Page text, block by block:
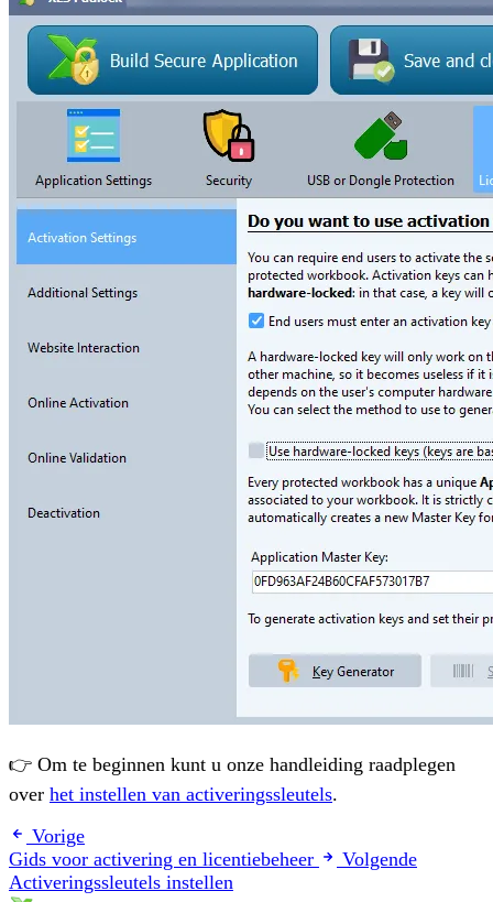
👉 Om te beginnen kunt u onze handleiding raadplegen
over het instellen van activeringssleutels.
Vorige
Gids voor activering en licentiebeheer
Volgende
Activeringssleutels instellen